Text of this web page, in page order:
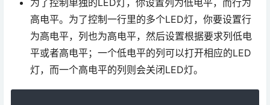
为了控制单独的LED灯，你设置列为低电平，而行为
高电平。为了控制一行里的多个LED灯，你要设置行
为高电平，列也为高电平，然后设置根据要求列低电
平或者高电平；一个低电平的列可以打开相应的LED
灯，而一个高电平的列则会关闭LED灯。